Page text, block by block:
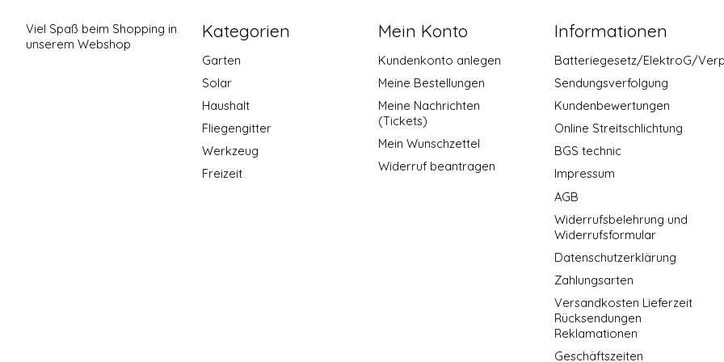
Viel Spaß beim Shopping in
unserem Webshop
Kategorien
Garten
Solar
Haushalt
Fliegengitter
Werkzeug
Freizeit
Mein Konto
Kundenkonto anlegen
Meine Bestellungen
Meine Nachrichten
(Tickets)
Mein Wunschzettel
Widerruf beantragen
Informationen
Batteriegesetz/ElektroG/
Sendungsverfolgung
Kundenbewertungen
Online Streitschlichtung
BGS technic
Impressum
AGB
Widerrufsbelehrung und
Widerrufsformular
Datenschutzerklärung
Zahlungsarten
Versandkosten Lieferzeit
Rücksendungen
Reklamationen
Geschäftszeiten